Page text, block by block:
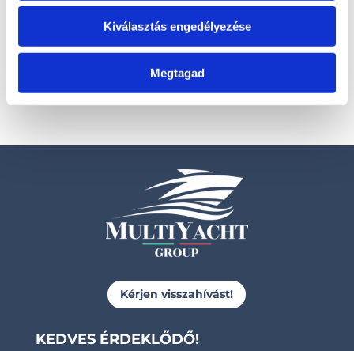
Kiválasztás engedélyezése
Megtagad
Kérjen visszahívást!
KEDVES ÉRDEKLŐDŐ!